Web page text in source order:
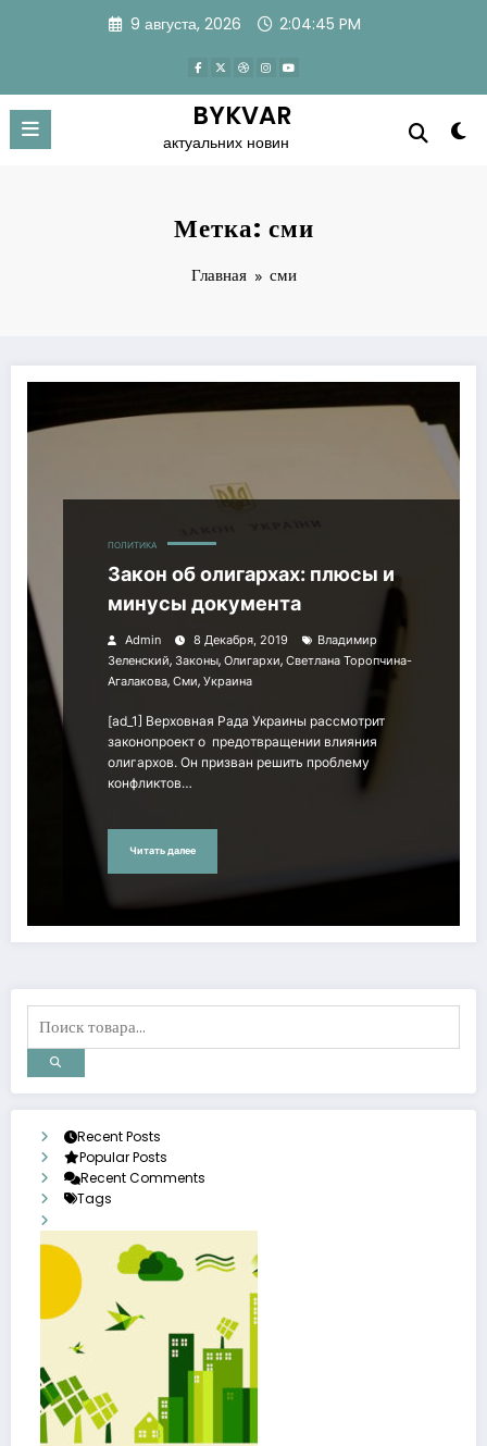
9 августа, 2026 2:04:46 PM
BYKVAR
актуальних новин
Метка: сми
Главная сми
ПОЛИТИКА
Закон об олигархах: плюсы и
минусы документа
Admin 8 Декабря, 2019
Владимир
Зеленский, Законы, Олигархи, Светлана Торопчина-
Агалакова, Сми, Украина
[ad_1] Верховная Рада Украины рассмотрит
законопроект о предотвращении влияния
олигархов. Он призван решить проблему
конфликтов…
Читать далее
Recent Posts
Popular Posts
Recent Comments
Tags